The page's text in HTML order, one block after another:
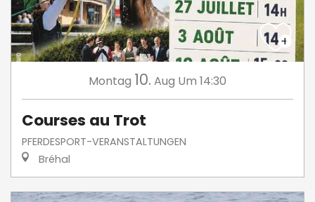
Montag 10. Aug Um 14:30
Courses au Trot
PFERDESPORT-VERANSTALTUNGEN
Bréhal